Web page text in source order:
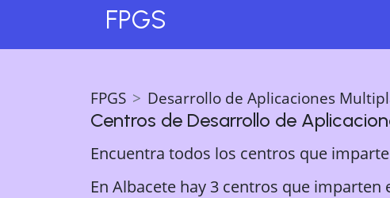
FPGS
FPGS Desarrollo de Aplicaciones
Centros de Desarrollo de
Encuentra todos los centros que
En Albacete hay 3 centros que